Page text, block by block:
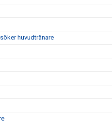
huvudtränare